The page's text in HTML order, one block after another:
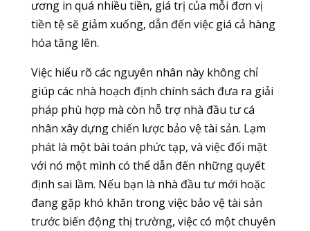
ương in quá nhiều tiền, giá trị của mỗi đơn vị
tiền tệ sẽ giảm xuống, dẫn đến việc giá cả hàng
hóa tăng lên.
Việc hiểu rõ các nguyên nhân này không chỉ
giúp các nhà hoạch định chính sách đưa ra giải
pháp phù hợp mà còn hỗ trợ nhà đầu tư cá
nhân xây dựng chiến lược bảo vệ tài sản. Lạm
phát là một bài toán phức tạp, và việc đối mặt
với nó một mình có thể dẫn đến những quyết
định sai lầm. Nếu bạn là nhà đầu tư mới hoặc
đang gặp khó khăn trong việc bảo vệ tài sản
trước biến động thị trường, việc có một chuyên